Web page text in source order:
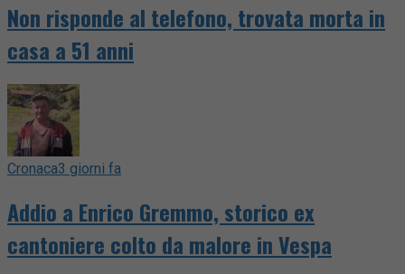
Non risponde al telefono, trovata morta in
casa a 51 anni
Cronaca3 giorni fa
Addio a Enrico Gremmo, storico ex
cantoniere colto da malore in Vespa